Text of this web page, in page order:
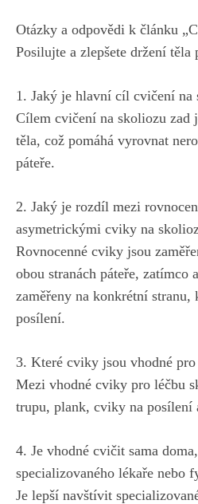
Otázky a⁤ odpovědi k článku
Posilujte a ⁢zlepšete držení těla
1. Jaký je ⁢hlavní cíl cvičení na
Cílem⁣ cvičení na skoliozu ⁤zad
⁣těla,⁤ což ⁤pomáhá vyrovnat
páteře.
2. Jaký‍ je rozdíl⁢ mezi‍
asymetrickými cviky⁤ na
Rovnocenné cviky jsou⁢
obou stranách páteře, zatímco
zaměřeny na konkrétní stranu,
posílení.
3. Které cviky ‌jsou vhodné
Mezi⁣ vhodné ⁢cviky pro léčbu
trupu, ‍plank,​ cviky‍ na posílení
4. Je vhodné cvičit sama
specializovaného lékaře nebo
Je ⁣lepší navštívit